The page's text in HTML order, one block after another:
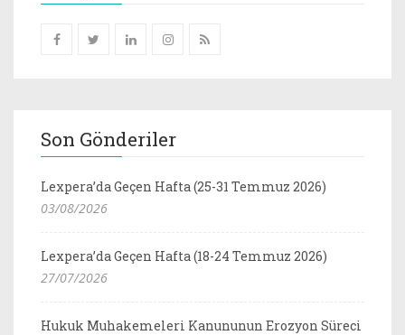
Son Gönderiler
Lexpera’da Geçen Hafta (25-31 Temmuz 2026)
03/08/2026
Lexpera’da Geçen Hafta (18-24 Temmuz 2026)
27/07/2026
Hukuk Muhakemeleri Kanununun Erozyon Süreci